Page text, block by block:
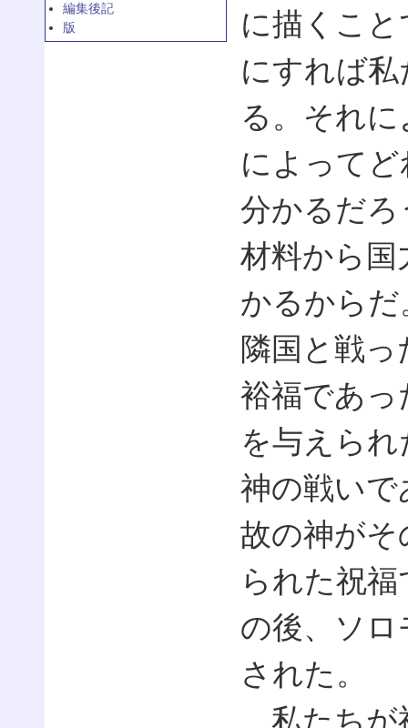
編集後記
版
に描くこ
にすれば
る。それ
によって
分かるだ
材料から国
かるから
隣国と戦
裕福であっ
を与えら
神の戦いで
故の神がそ
られた祝
の後、ソ
された。
私たちが